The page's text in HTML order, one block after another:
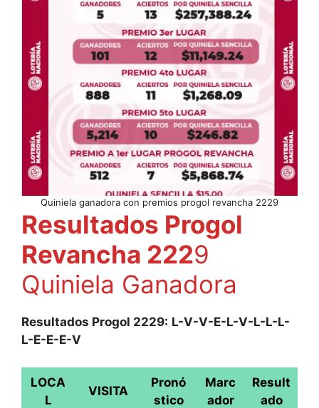
Quiniela ganadora con premios progol revancha 2229
Resultados Progol
Revancha 2229
Quiniela Ganadora
Resultados Progol 2229: L-V-V-E-L-V-L-L-L-
L-E-E-E-V
LOCA
L
VISITA
Pronó
stico
Marc
ador
Result
ado